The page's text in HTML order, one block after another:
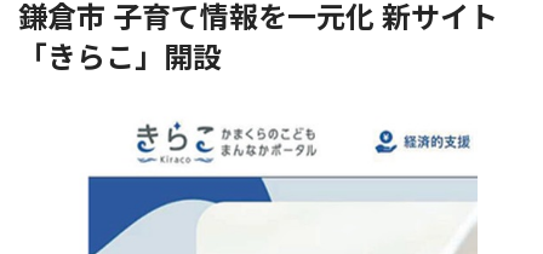
鎌倉市 子育て情報を一元化 新サイト
「きらこ」開設